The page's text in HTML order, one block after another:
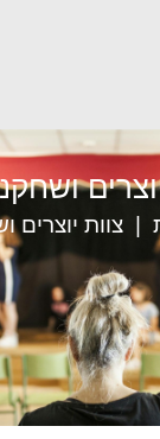
ושחקנים
צוות יוצרים